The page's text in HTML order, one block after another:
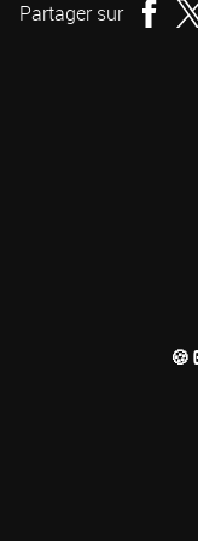
Partager sur
🍪